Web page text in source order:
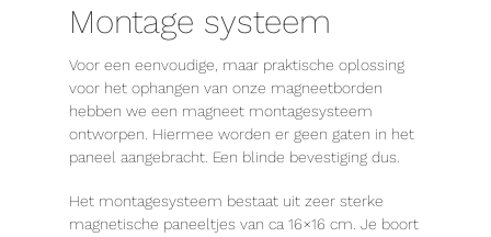
Montage systeem
Voor een eenvoudige, maar praktische oplossing
voor het ophangen van onze magneetborden
hebben we een magneet montagesysteem
ontworpen. Hiermee worden er geen gaten in het
paneel aangebracht. Een blinde bevestiging dus.
Het montagesysteem bestaat uit zeer sterke
magnetische paneeltjes van ca 16×16 cm. Je boort